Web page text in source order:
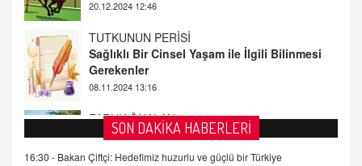
08.11.2024 13:16
FARUK ÖNALAN
Tezkere Onaylanmasaydı…
2 Kasım 2021 Salı 00:11
AV. DOĞAN CAN DOĞAN
Kişisel verilerin korunması ve dijital hukukun
gelişimi
SON DAKİKA HABERLERİ
16:30 - Bakan Çiftçi: Hedefimiz huzurlu ve güçlü bir Türkiye